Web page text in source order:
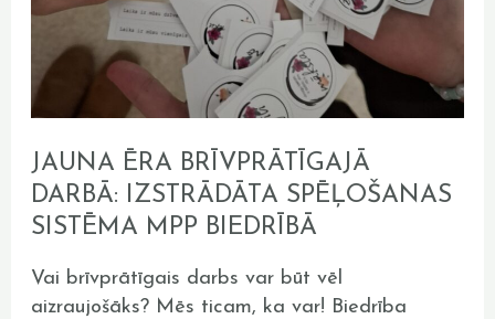
JAUNA ĒRA BRĪVPRĀTĪGAJĀ
DARBĀ: IZSTRĀDĀTA SPĒĻOŠANAS
SISTĒMA MPP BIEDRĪBĀ
Vai brīvprātīgais darbs var būt vēl
aizraujošāks? Mēs ticam, ka var! Biedrība